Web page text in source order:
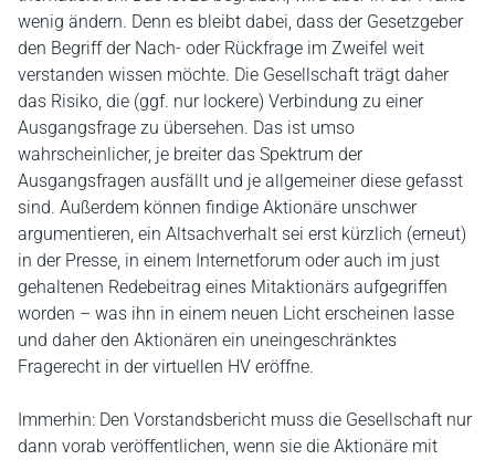
wenig ändern. Denn es bleibt dabei, dass der Gesetzgeber
den Begriff der Nach- oder Rückfrage im Zweifel weit
verstanden wissen möchte. Die Gesellschaft trägt daher
das Risiko, die (ggf. nur lockere) Verbindung zu einer
Ausgangsfrage zu übersehen. Das ist umso
wahrscheinlicher, je breiter das Spektrum der
Ausgangsfragen ausfällt und je allgemeiner diese gefasst
sind. Außerdem können findige Aktionäre unschwer
argumentieren, ein Altsachverhalt sei erst kürzlich (erneut)
in der Presse, in einem Internetforum oder auch im just
gehaltenen Redebeitrag eines Mitaktionärs aufgegriffen
worden – was ihn in einem neuen Licht erscheinen lasse
und daher den Aktionären ein uneingeschränktes
Fragerecht in der virtuellen HV eröffne.
Immerhin: Den Vorstandsbericht muss die Gesellschaft nur
dann vorab veröffentlichen, wenn sie die Aktionäre mit